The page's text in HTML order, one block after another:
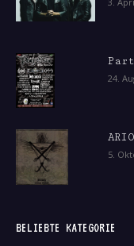
24.
5.
BELIEBTE KATEGORIE